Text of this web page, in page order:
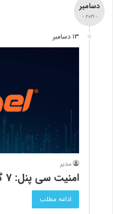
دسامبر
- 2021 -
13 دسامبر
مدیر
امنیت سی پنل: 7 گام ایمن سازی سی پنل
ادامه مطلب